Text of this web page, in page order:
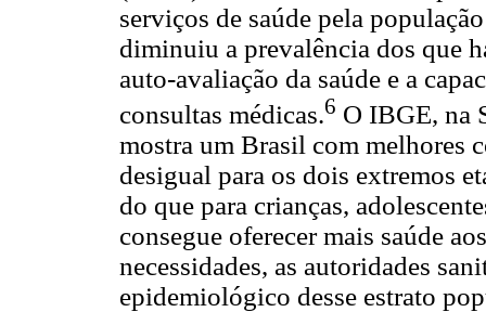
serviços de saúde pela
diminuiu a prevalência dos que
auto-avaliação da saúde e a
consultas médicas.6 O IBGE, na
mostra um Brasil com melhores
desigual para os dois extremos
do que para crianças,
consegue oferecer mais saúde
necessidades, as autoridades
epidemiológico desse estrato